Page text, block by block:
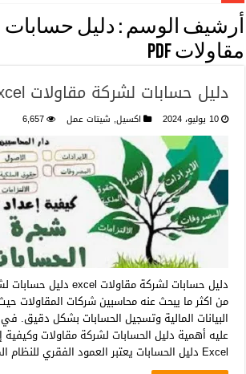
أرشيف الوسم : دليل
مقاولات Pdf
دليل حسابات لشركة مقاولات excel
10 يوليو، 2024 اكسيل, شيتات عمل 6,657
من اكثر ما يبحث عنه محاسبين شركات
البيانات المالية وتسجيل الحسابات بشكل دقيق.
عليه أهمية دليل الحسابات لشركة مقاولات وكيفية
Excel دليل الحسابات يعتبر العمود الفقري للنظام المحاسبي لأي …